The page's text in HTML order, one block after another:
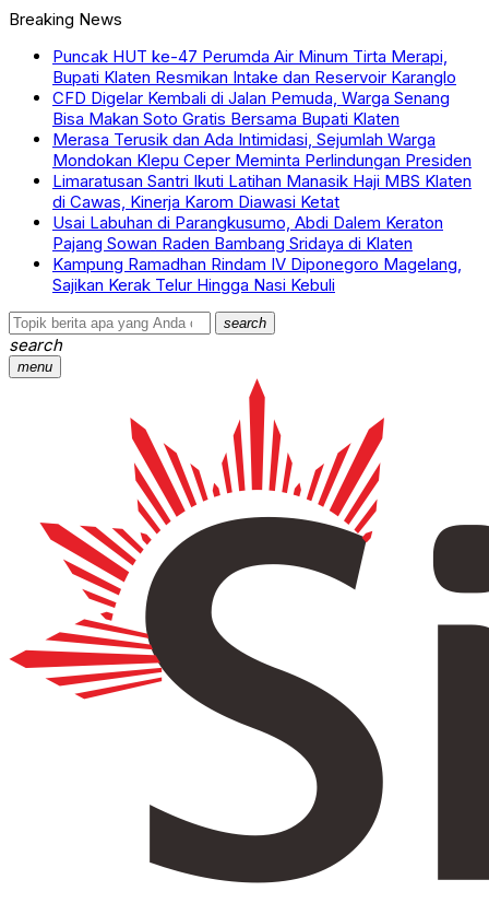
Breaking News
Puncak HUT ke-47 Perumda Air Minum Tirta Merapi,
Bupati Klaten Resmikan Intake dan Reservoir Karanglo
CFD Digelar Kembali di Jalan Pemuda, Warga Senang
Bisa Makan Soto Gratis Bersama Bupati Klaten
Merasa Terusik dan Ada Intimidasi, Sejumlah Warga
Mondokan Klepu Ceper Meminta Perlindungan Presiden
Limaratusan Santri Ikuti Latihan Manasik Haji MBS Klaten
di Cawas, Kinerja Karom Diawasi Ketat
Usai Labuhan di Parangkusumo, Abdi Dalem Keraton
Pajang Sowan Raden Bambang Sridaya di Klaten
Kampung Ramadhan Rindam IV Diponegoro Magelang,
Sajikan Kerak Telur Hingga Nasi Kebuli
search
search
menu